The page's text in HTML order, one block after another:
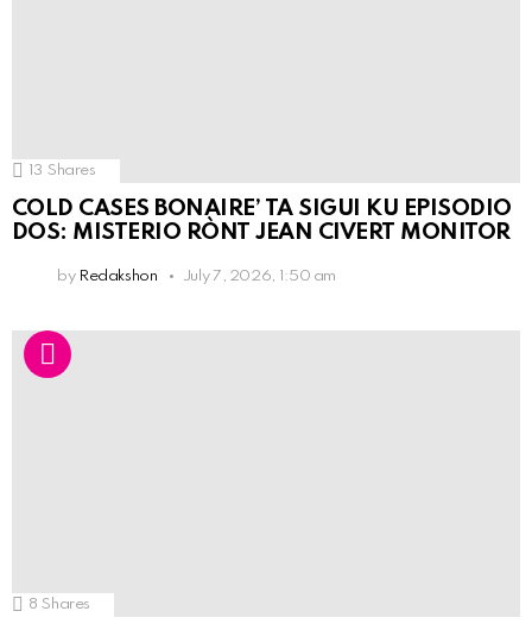
13 Shares
COLD CASES BONAIRE’ TA SIGUI KU EPISODIO
DOS: MISTERIO RÒNT JEAN CIVERT MONITOR
by Redakshon July 7, 2026, 1:50 am
8 Shares